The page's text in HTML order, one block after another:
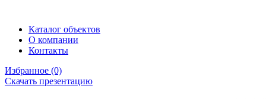
Каталог объектов
О компании
Контакты
Избранное (0)
Скачать презентацию